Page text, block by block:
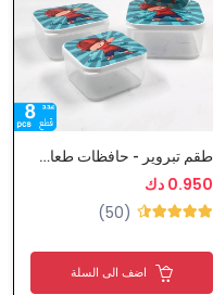
طقم تبروير - حافظات طعام بلاستيك
0.950 دك
(50)
اضف الى السلة